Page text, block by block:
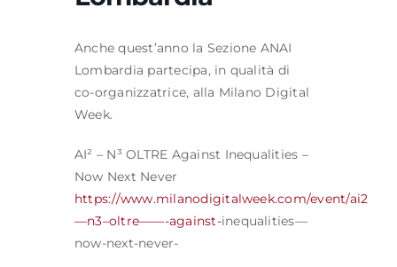
Anche quest’anno la Sezione ANAI
Lombardia partecipa, in qualità di
co-organizzatrice, alla Milano Digital
Week.
AI² – N³ OLTRE Against Inequalities –
Now Next Never
https://www.milanodigitalweek.com/event/ai2
—n3–oltre——-against-inequalities—
now-next-never-